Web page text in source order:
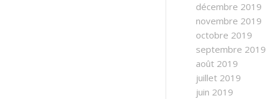
décembre 2019
novembre 2019
octobre 2019
septembre 2019
août 2019
juillet 2019
juin 2019